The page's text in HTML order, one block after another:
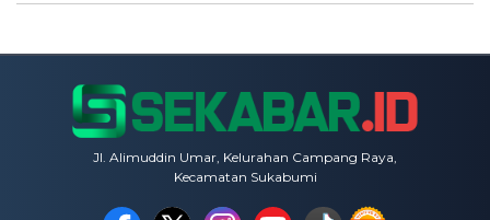
Jl. Alimuddin Umar, Kelurahan Campang Raya,
Kecamatan Sukabumi